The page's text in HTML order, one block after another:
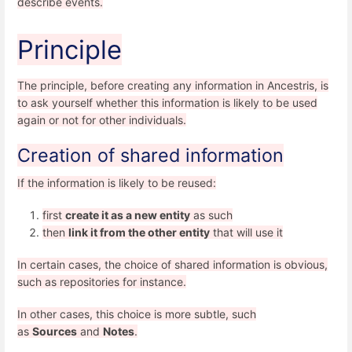
Principle
The principle, before creating any information in Ancestris, is
to ask yourself whether this information is likely to be used
again or not for other individuals.
Creation of shared information
If the information is likely to be reused:
first create it as a new entity as such
then link it from the other entity that will use it
In certain cases, the choice of shared information is obvious,
such as repositories for instance.
In other cases, this choice is more subtle, such
as Sources and Notes.